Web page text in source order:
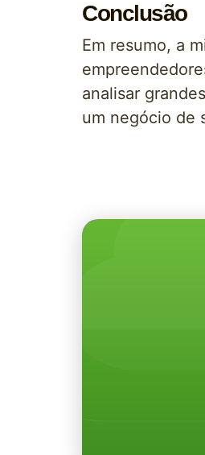
Conclusão
Em resumo, a
analisar
um negócio de